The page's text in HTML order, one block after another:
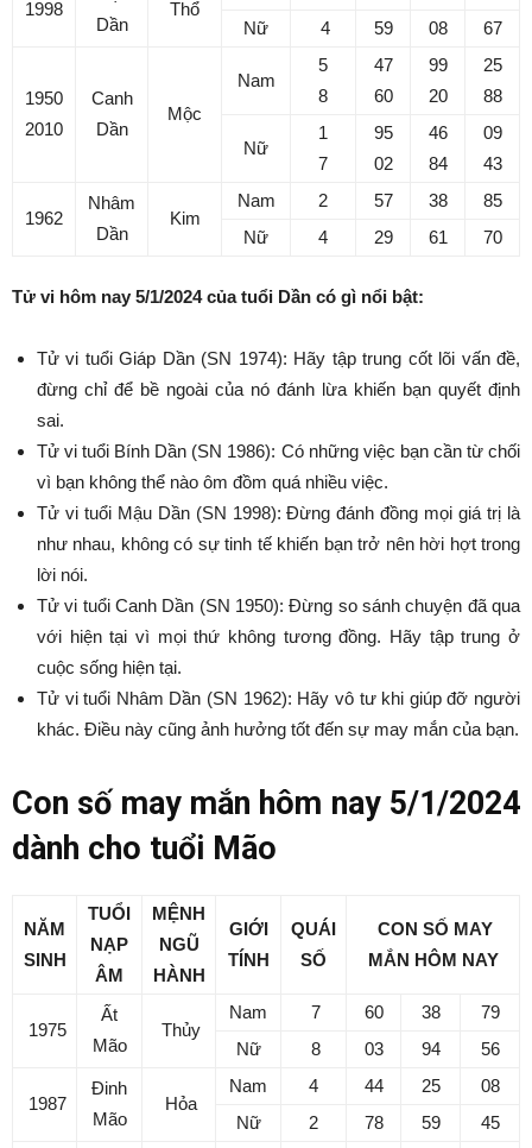
1998
Dần
Thổ
Nữ
4 59 08 67
1950
2010
Canh
Dần
Mộc
Nam
5
8
47
60
99
20
25
88
Nữ
1
7
95
02
46
84
09
43
1962
Nhâm
Dần
Kim
Nam 2 57 38
85
Nữ
4 29 61 70
Tử vi hôm nay 5/1/2024 của tuổi Dần có gì nổi bật:
Tử vi tuổi Giáp Dần (SN 1974): Hãy tập trung cốt lõi vấn đề,
đừng chỉ để bề ngoài của nó đánh lừa khiến bạn quyết định
sai.
Tử vi tuổi Bính Dần (SN 1986): Có những việc bạn cần từ chối
vì bạn không thể nào ôm đồm quá nhiều việc.
Tử vi tuổi Mậu Dần (SN 1998): Đừng đánh đồng mọi giá trị là
như nhau, không có sự tinh tế khiến bạn trở nên hời hợt trong
lời nói.
Tử vi tuổi Canh Dần (SN 1950): Đừng so sánh chuyện đã qua
với hiện tại vì mọi thứ không tương đồng. Hãy tập trung ở
cuộc sống hiện tại.
Tử vi tuổi Nhâm Dần (SN 1962): Hãy vô tư khi giúp đỡ người
khác. Điều này cũng ảnh hưởng tốt đến sự may mắn của bạn.
Con số may mắn hôm nay 5/1/2024
dành cho tuổi Mão
NĂM
SINH
TUỔI
NẠP
ÂM
MỆNH
NGŨ
HÀNH
GIỚI
TÍNH
QUÁI
SỐ
CON SỐ MAY
MẮN HÔM NAY
1975
Ất
Mão
Thủy
Nam 7 60 38
79
Nữ
8 03 94 56
1987
Đinh
Mão
Hỏa
Nam 4 44 25
08
Nữ
2 78 59 45